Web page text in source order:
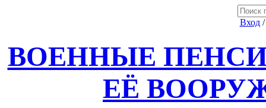
Вход
ВОЕННЫЕ
ЕЁ